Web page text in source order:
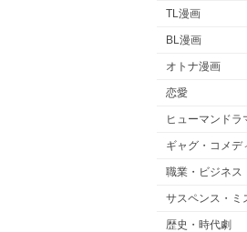
TL漫画
BL漫画
オトナ漫画
恋愛
ヒューマンドラ
ギャグ・コメデ
職業・ビジネス
サスペンス・ミ
歴史・時代劇